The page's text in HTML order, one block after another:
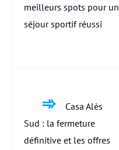
meilleurs spots pour un
séjour sportif réussi
Casa Alès
Sud : la fermeture
définitive et les offres